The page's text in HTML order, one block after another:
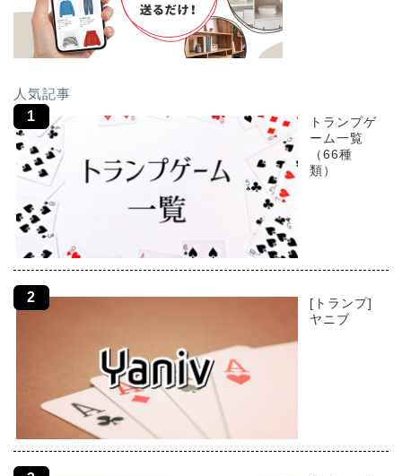
人気記事
トランプゲ
ーム一覧
（66種
類）
[トランプ]
ヤニブ